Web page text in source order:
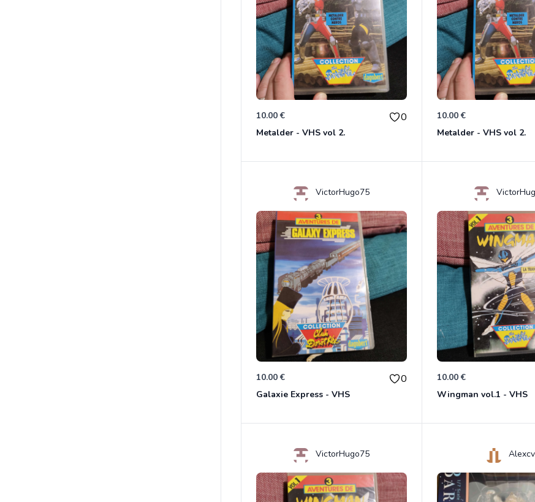
10.00 € 0
Metalder - VHS vol 2.
10.00 €
Metalder - VHS vol 2.
VictorHugo75
10.00 € 0
Galaxie Express - VHS
10.00 €
Wingman vol.1 - VHS
VictorHugo75